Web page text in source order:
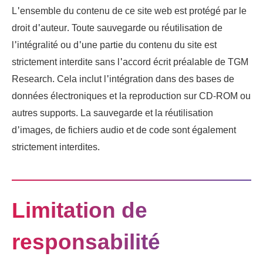
L'ensemble du contenu de ce site web est protégé par le
droit d'auteur. Toute sauvegarde ou réutilisation de
l'intégralité ou d'une partie du contenu du site est
strictement interdite sans l'accord écrit préalable de TGM
Research. Cela inclut l'intégration dans des bases de
données électroniques et la reproduction sur CD-ROM ou
autres supports. La sauvegarde et la réutilisation
d'images, de fichiers audio et de code sont également
strictement interdites.
Limitation de
responsabilité